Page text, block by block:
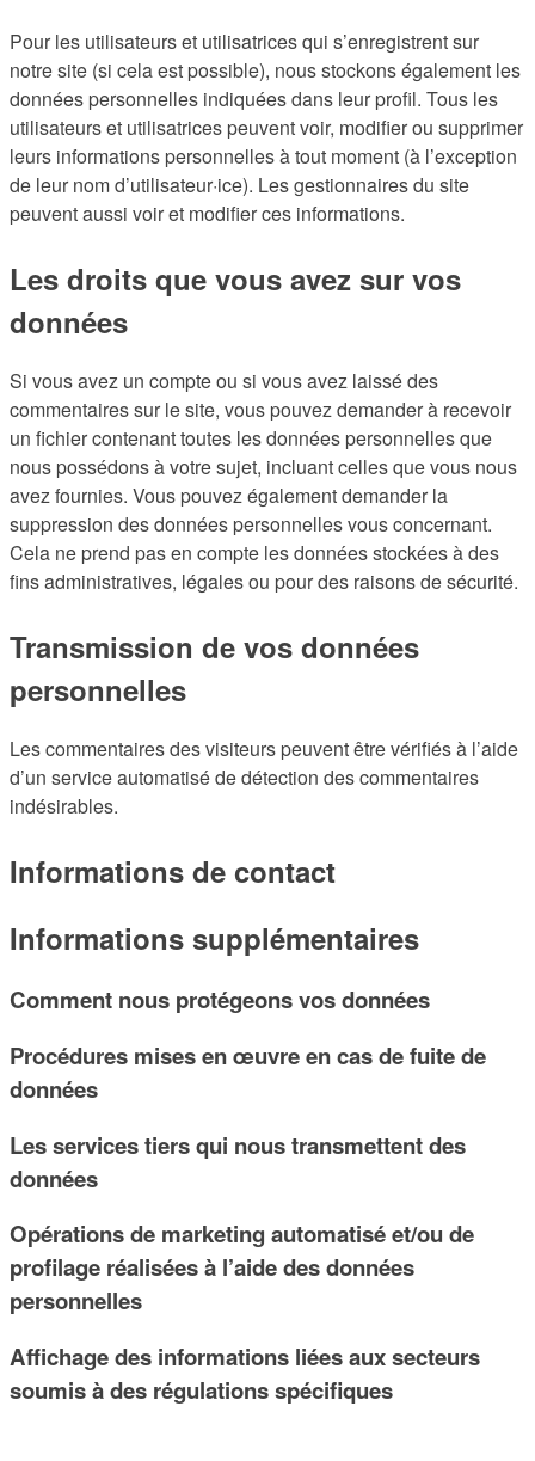
Pour les utilisateurs et utilisatrices qui s’enregistrent sur
notre site (si cela est possible), nous stockons également les
données personnelles indiquées dans leur profil. Tous les
utilisateurs et utilisatrices peuvent voir, modifier ou supprimer
leurs informations personnelles à tout moment (à l’exception
de leur nom d’utilisateur·ice). Les gestionnaires du site
peuvent aussi voir et modifier ces informations.
Les droits que vous avez sur vos
données
Si vous avez un compte ou si vous avez laissé des
commentaires sur le site, vous pouvez demander à recevoir
un fichier contenant toutes les données personnelles que
nous possédons à votre sujet, incluant celles que vous nous
avez fournies. Vous pouvez également demander la
suppression des données personnelles vous concernant.
Cela ne prend pas en compte les données stockées à des
fins administratives, légales ou pour des raisons de sécurité.
Transmission de vos données
personnelles
Les commentaires des visiteurs peuvent être vérifiés à l’aide
d’un service automatisé de détection des commentaires
indésirables.
Informations de contact
Informations supplémentaires
Comment nous protégeons vos données
Procédures mises en œuvre en cas de fuite de
données
Les services tiers qui nous transmettent des
données
Opérations de marketing automatisé et/ou de
profilage réalisées à l’aide des données
personnelles
Affichage des informations liées aux secteurs
soumis à des régulations spécifiques